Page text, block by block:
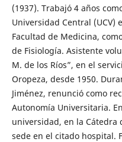
(1937). Trabajó 4 años
Universidad Central (UCV)
Facultad de Medicina,
de Fisiología. Asistente
M. de los Ríos”, en el
Oropeza, desde 1950.
Jiménez, renunció como
Autonomía Universitaria.
universidad, en la Cátedra
sede en el citado hospital.